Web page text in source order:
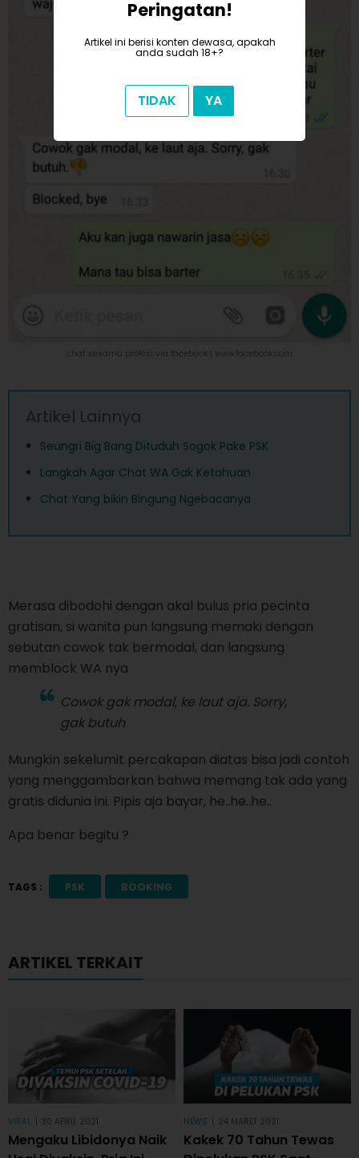
chat sesama profesi via facebook | www.facebook.com
Artikel Lainnya
Seungri Big Bang Dituduh Sogok Pake PSK
Langkah Agar Chat WA Gak Ketahuan
Chat Yang bikin Bingung Ngebacanya
Merasa dibodohi dengan akal bulus pria pecinta
gratisan, si wanita pun langsung memaki dengan
sebutan cowok tak bermodal, dan langsung
memblock WA nya
Cowok gak modal, ke laut aja. Sorry,
gak butuh
Mungkin sekelumit percakapan diatas bisa jadi contoh
yang menggambarkan bahwa memang tak ada yang
gratis didunia ini. Pipis aja bayar, he..he..he..
Apa benar begitu ?
TAGS : PSK BOOKING
ARTIKEL TERKAIT
VIRAL | 30 APRIL 2021
Mengaku Libidonya Naik
NEWS | 24 MARET 2021
Kakek 70 Tahun Tewas
Peringatan!
Artikel ini berisi konten dewasa, apakah
anda sudah 18+?
TIDAK YA